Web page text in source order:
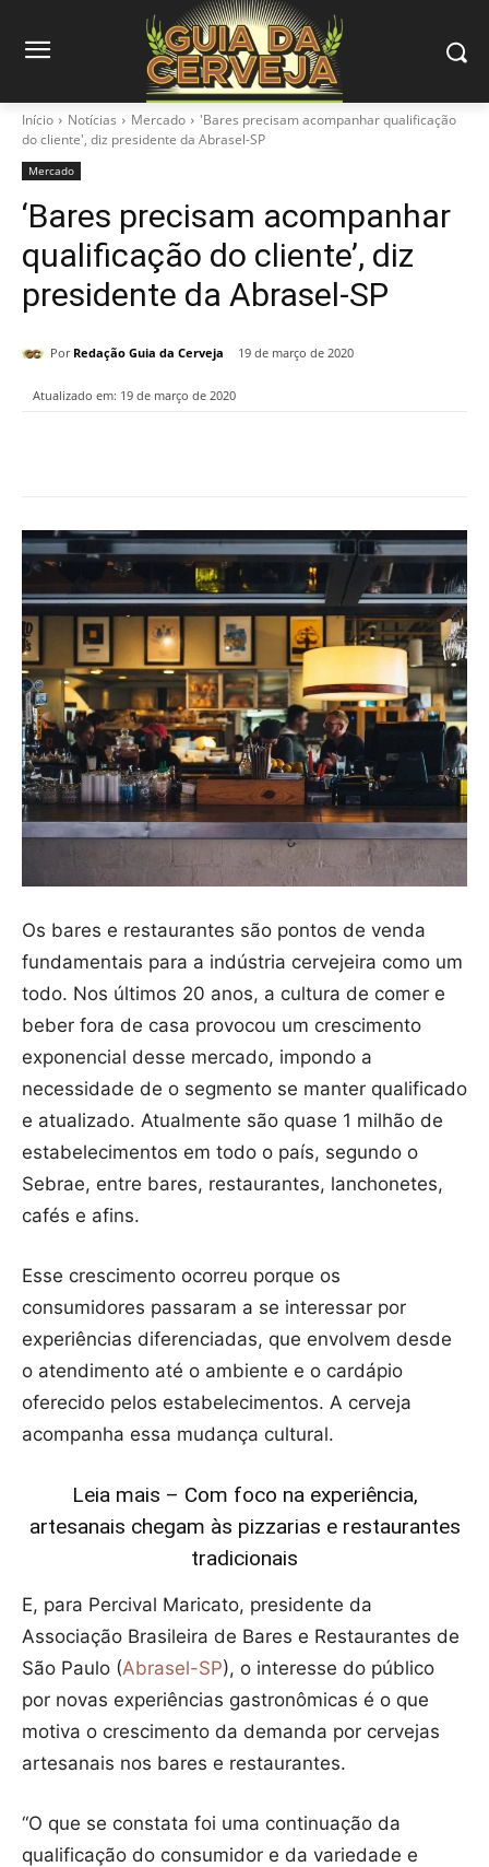
Início Notícias Mercado
'Bares precisam acompanhar qualificação
do cliente', diz presidente da Abrasel-SP
Mercado
‘Bares precisam acompanhar
qualificação do cliente’, diz
presidente da Abrasel-SP
Por Redação Guia da Cerveja 19 de março de 2020
Atualizado em: 19 de março de 2020
Os bares e restaurantes são pontos de venda
fundamentais para a indústria cervejeira como um
todo. Nos últimos 20 anos, a cultura de comer e
beber fora de casa provocou um crescimento
exponencial desse mercado, impondo a
necessidade de o segmento se manter qualificado
e atualizado. Atualmente são quase 1 milhão de
estabelecimentos em todo o país, segundo o
Sebrae, entre bares, restaurantes, lanchonetes,
cafés e afins.
Esse crescimento ocorreu porque os
consumidores passaram a se interessar por
experiências diferenciadas, que envolvem desde
o atendimento até o ambiente e o cardápio
oferecido pelos estabelecimentos. A cerveja
acompanha essa mudança cultural.
Leia mais – Com foco na experiência,
artesanais chegam às pizzarias e restaurantes
tradicionais
E, para Percival Maricato, presidente da
Associação Brasileira de Bares e Restaurantes de
São Paulo (Abrasel-SP), o interesse do público
por novas experiências gastronômicas é o que
motiva o crescimento da demanda por cervejas
artesanais nos bares e restaurantes.
“O que se constata foi uma continuação da
qualificação do consumidor e da variedade e